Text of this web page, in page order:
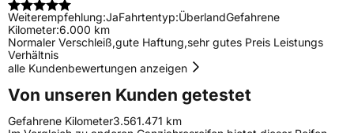
Weiterempfehlung:JaFahrtentyp:ÜberlandGefahrene
Kilometer:6.000 km
Normaler Verschleiß,gute Haftung,sehr gutes Preis Leistungs
Verhältnis
alle Kundenbewertungen anzeigen
Von unseren Kunden getestet
Gefahrene Kilometer3.561.471 km